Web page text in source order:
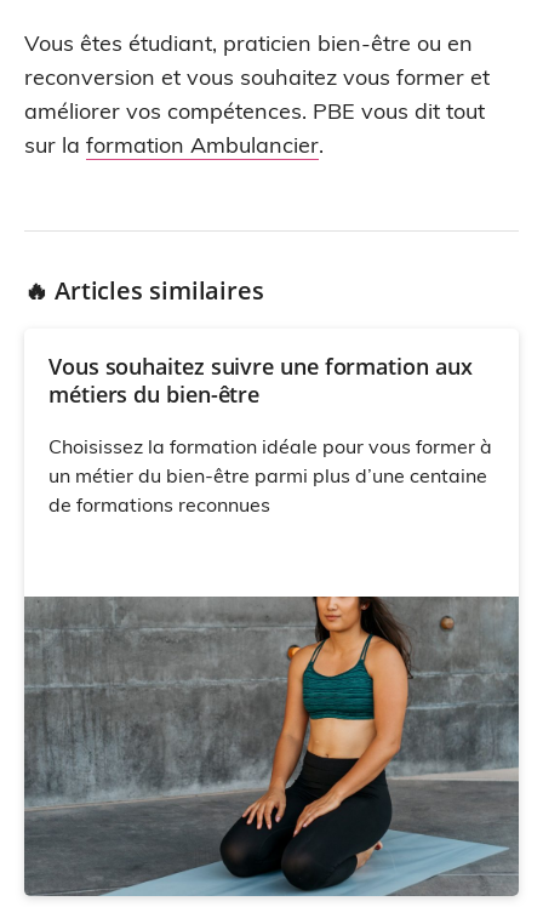
Vous êtes étudiant, praticien bien-être ou en
reconversion et vous souhaitez vous former et
améliorer vos compétences. PBE vous dit tout
sur la formation Ambulancier.
🔥 Articles similaires
Vous souhaitez suivre une formation aux
métiers du bien-être
Choisissez la formation idéale pour vous former à
un métier du bien-être parmi plus d’une centaine
de formations reconnues